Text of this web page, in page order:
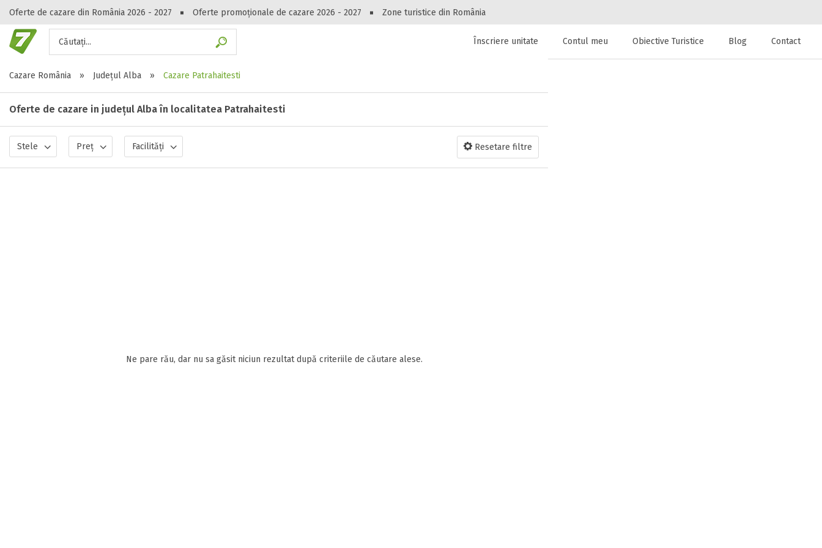
Oferte de cazare din România 2026 - 2027 Oferte promoționale de cazare 2026 - 2027 Zone turistice din România
Căutați...
Peste 10549 oferte de cazare!
Gasești hoteluri, pensiuni, vile, apartamente sau alte unitați de cazare la
Înscriere unitate Contul meu Obiective Turistice Blog Contact
Cazare România
» Județul Alba » Cazare Patrahaitesti
Oferte de cazare in județul Alba în localitatea Patrahaitesti
Stele Preț Facilități Resetare filtre
Ne pare rău, dar nu sa găsit niciun rezultat după criteriile de căutare alese.